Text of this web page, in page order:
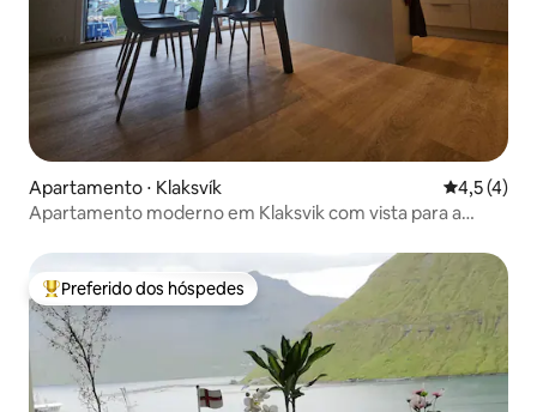
Apartamento ⋅ Klaksvík 4,5 de
4,5 (4)
Apartamento moderno em Klaksvik com vista para a
Entre os melhores preferidos dos hóspedes
Preferido dos hóspedes